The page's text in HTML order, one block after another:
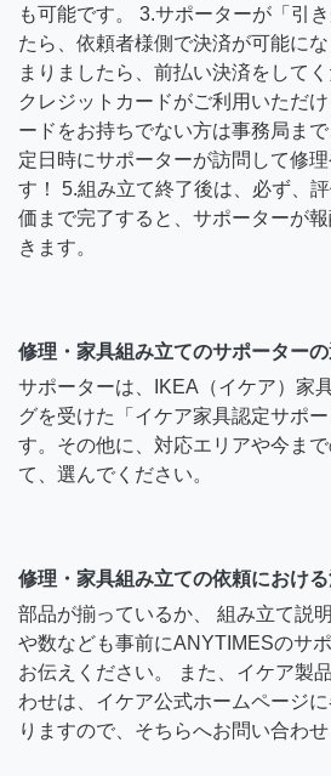
も可能です。 3.サポーターが「引
たら、依頼者様側で決済が可能に
まりましたら、前払い決済をして
クレジットカードがご利用いただ
ードをお持ちでない方は事務局ま
定日時にサポーターが訪問して修
す！ 5.組み立て終了後は、必ず、
価まで完了すると、サポーターが
きます。
修理・家具組み立てのサポーター
サポーターは、IKEA（イケア）家
グを受けた「イケア家具認定サポ
す。その他に、対応エリアや今ま
て、選んでください。
修理・家具組み立ての依頼におけ
部品が揃っているか、 組み立て説
や数なども事前にANYTIMESのサ
お伝えください。 また、イケア製
わせは、イケア公式ホームページ
りますので、そちらへお問い合わせ